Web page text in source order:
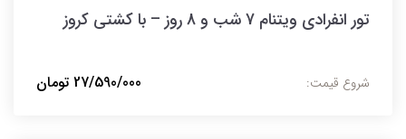
تور انفرادی ویتنام 7 شب و 8 روز – با کشتی کروز
شروع قیمت: 27/590/000 تومان